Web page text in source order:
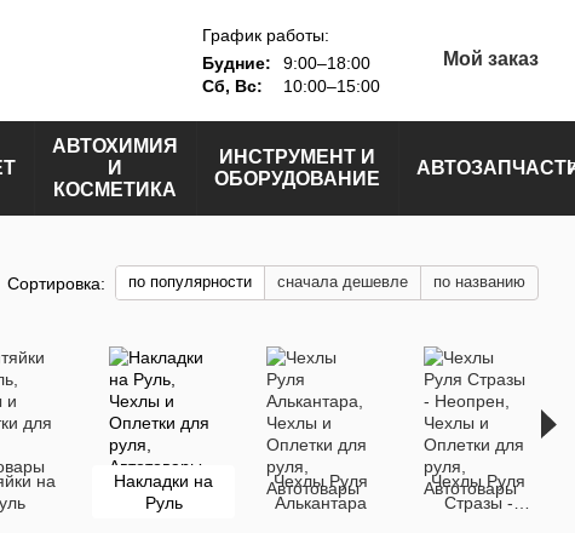
График работы:
Будние:
9:00–18:00
Сб, Вс:
10:00–15:00
Мой заказ
АВТОХИМИЯ
И
КОСМЕТИКА
ИНСТРУМЕНТ И
ОБОРУДОВАНИЕ
Сортировка: по популярности сначала дешевле по названию
на
Накладки на
Руль
Чехлы Руля
Алькантара
Чехлы Руля
Стразы -